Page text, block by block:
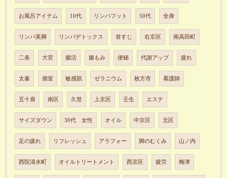
お風呂アイテム 10代 リンパフット 50代 全身
リンパ美脚 リンパデトックス 首すじ 右京区 南高田町
二条 大宮 腸活 腸もみ 便秘 代謝アップ 疲れ
太秦 個室 敏感肌 ゼラニウム 枚方市 看護師
五十肩 南区 久世 上京区 壬生 エステ
サイズダウン 30代 女性 オイル 中京区 北区
足の疲れ リフレッシュ アラフォー 脚のむくみ 山ノ内
西院清水町 オイルトリートメント 西京区 疲労 梅津